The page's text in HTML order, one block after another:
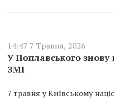
14:47 7 Травня, 2026
У Поплавського
ЗМІ
7 травня у Київському